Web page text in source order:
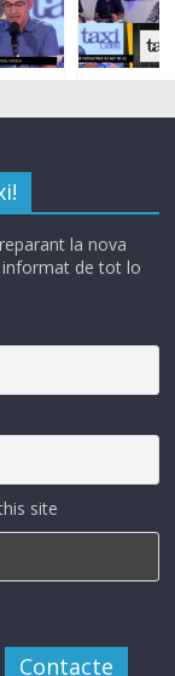
la nova
informat de tot lo
site
Contacte